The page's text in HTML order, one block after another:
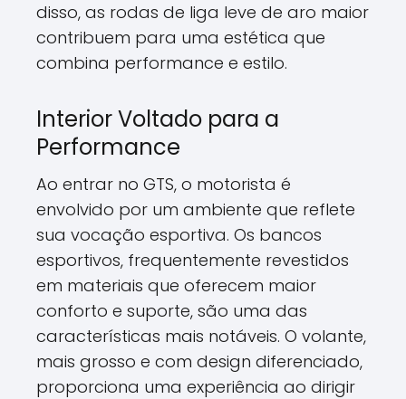
disso, as rodas de liga leve de aro maior
contribuem para uma estética que
combina performance e estilo.
Interior Voltado para a
Performance
Ao entrar no GTS, o motorista é
envolvido por um ambiente que reflete
sua vocação esportiva. Os bancos
esportivos, frequentemente revestidos
em materiais que oferecem maior
conforto e suporte, são uma das
características mais notáveis. O volante,
mais grosso e com design diferenciado,
proporciona uma experiência ao dirigir